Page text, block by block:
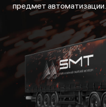
предмет автоматизации.